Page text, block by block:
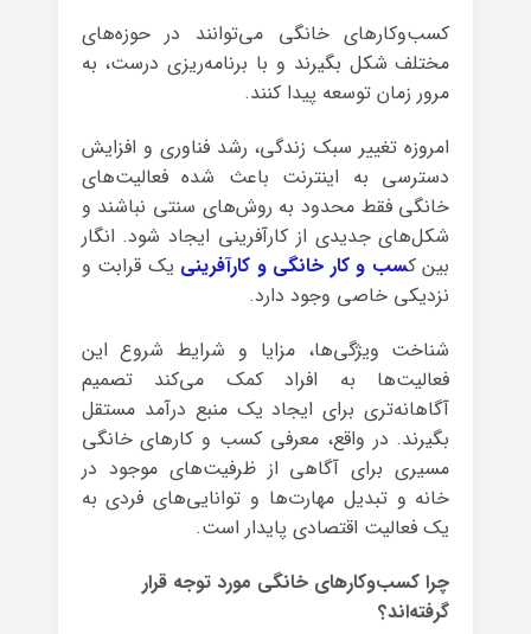
کسب‌وکارهای خانگی می‌توانند در حوزه‌های
مختلف شکل بگیرند و با برنامه‌ریزی درست، به
مرور زمان توسعه پیدا کنند.
امروزه تغییر سبک زندگی، رشد فناوری و افزایش
دسترسی به اینترنت باعث شده فعالیت‌های
خانگی فقط محدود به روش‌های سنتی نباشند و
شکل‌های جدیدی از کارآفرینی ایجاد شود. انگار
بین کسب و کار خانگی و کارآفرینی یک قرابت و
نزدیکی خاصی وجود دارد.
شناخت ویژگی‌ها، مزایا و شرایط شروع این
فعالیت‌ها به افراد کمک می‌کند تصمیم
آگاهانه‌تری برای ایجاد یک منبع درآمد مستقل
بگیرند. در واقع، معرفی کسب و کارهای خانگی
مسیری برای آگاهی از ظرفیت‌های موجود در
خانه و تبدیل مهارت‌ها و توانایی‌های فردی به
یک فعالیت اقتصادی پایدار است.
چرا کسب‌وکارهای خانگی مورد توجه قرار
گرفته‌اند؟